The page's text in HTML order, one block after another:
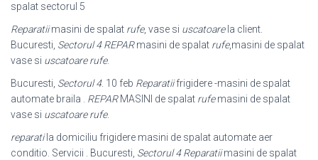
spalat sectorul 5
Reparatiimasini de spalat rufe, vase si uscatoarela client.
Bucuresti, Sectorul 4 REPARmasini de spalat rufe,masini de spalat
vase si uscatoare rufe.
Bucuresti, Sectorul 4. 10 feb Reparatiifrigidere -masini de spalat
automate braila . REPARMASINI de spalat rufemasini de spalat
vase si uscatoare rufe.
reparatila domiciliu frigidere masini de spalat automate aer
conditio. Servicii . Bucuresti, Sectorul 4 Reparatiimasini de spalat